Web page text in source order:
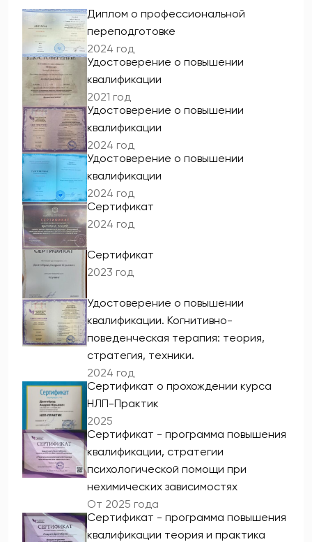
Диплом о профессиональной
переподготовке
2024 год
Удостоверение о повышении
квалификации
2021 год
Удостоверение о повышении
квалификации
2024 год
Удостоверение о повышении
квалификации
2024 год
Сертификат
2024 год
Сертификат
2023 год
Удостоверение о повышении
квалификации. Когнитивно-
поведенческая терапия: теория,
стратегия, техники.
2024 год
Сертификат о прохождении курса
НЛП-Практик
2025
Сертификат - программа повышения
квалификации, стратегии
психологической помощи при
нехимических зависимостях
От 2025 года
Сертификат - программа повышения
квалификации теория и практика